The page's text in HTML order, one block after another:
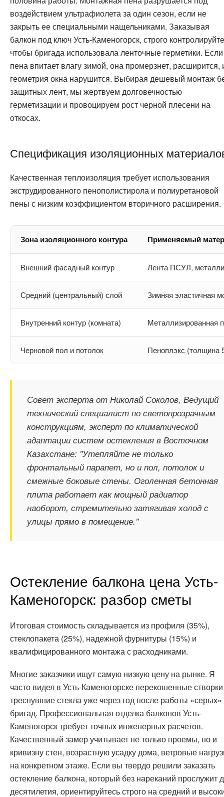
воздействием ультрафиолета за один сезон, если не
закрыть ее специальными нащельниками. Заказывая
балкон под ключ Усть-Каменогорск, строго
чтобы бригада использовала ленточные герметики. Если
пена впитает влагу зимой, она промерзнет, расширится,
геометрия окна нарушится. Выбирая дешевый монтаж
защитных лент, мы жертвуем долговечностью
герметизации и провоцируем рост черной плесени на
откосах.
Спецификация изоляционных
Качественная теплоизоляция требует использования
экструдированного пенополистирола и полиуретановой
пены с низким коэффициентом вторичного расширения.
Зона изоляционного контура Применяемый
Внешний фасадный контур Лента ПСУЛ,
Средний (центральный) слой Зимняя эластичная
Внутренний контур (комната) Металлизированная
Черновой пол и потолок Пеноплэкс (толщина
Совет эксперта от Николай Соколов, Ведущий
технический специалист по светопрозрачным
конструкциям, эксперт по климатической
адаптации систем остекления в Восточном
Казахстане: "Утепляйте не только
фронтальный парапет, но и пол, потолок и
смежные боковые стены. Оголенная бетонная
плита работает как мощный радиатор
наоборот, стремительно затягивая холод с
улицы прямо в помещение."
Остекление балкона цена Усть-
Каменогорск: разбор сметы
Итоговая стоимость складывается из профиля (35%),
стеклопакета (25%), надежной фурнитуры (15%) и
квалифицированного монтажа с расходниками.
Многие заказчики ищут самую низкую цену на рынке. Я
часто видел в Усть-Каменогорске перекошенные
треснувшие стекла уже через год после работы «серых»
бригад. Профессиональная отделка балконов Усть-
Каменогорск требует точных инженерных расчетов.
Качественный замер учитывает не только проемы, но и
кривизну стен, возрастную усадку дома, ветровые
на конкретном этаже. Если вы твердо решили заказать
остекление балкона, который без нареканий прослужит
десятилетия, ориентируйтесь строго на средний и